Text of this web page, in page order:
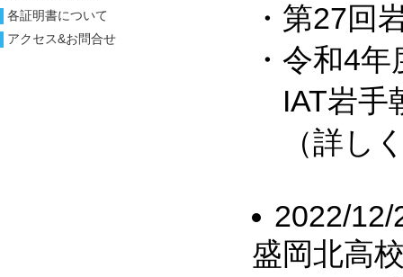
各証明書について
アクセス&お問合せ
・第27回
・令和4
IAT岩手
（詳し
2022/12/
盛岡北高